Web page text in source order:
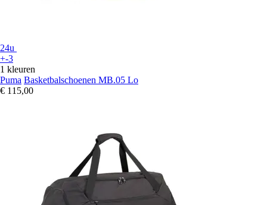
24u
+-3
1 kleuren
Puma Basketbalschoenen MB.05 Lo
€ 115,00